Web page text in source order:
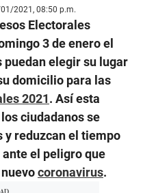
2021, 08:50 p.m.
Electorales
3 de enero el
puedan elegir su lugar
domicilio para las
2021. Así esta
ciudadanos se
y reduzcan el tiempo
el peligro que
coronavirus.